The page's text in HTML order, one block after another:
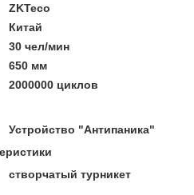
ZKTeco
Китай
30 чел/мин
650 мм
2000000 циклов
Устройство "Антипаника"
створчатый турникет